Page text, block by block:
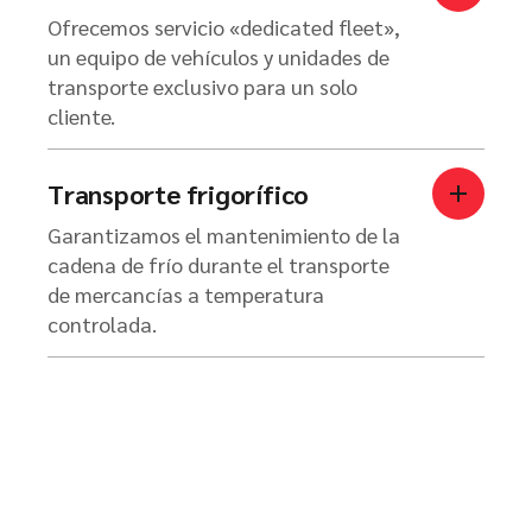
Ofrecemos servicio «dedicated fleet»,
un equipo de vehículos y unidades de
transporte exclusivo para un solo
cliente.
Transporte frigorífico
Garantizamos el mantenimiento de la
cadena de frío durante el transporte
de mercancías a temperatura
controlada.